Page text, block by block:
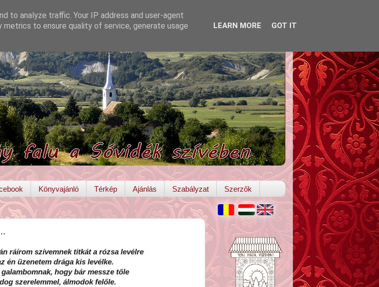
Könyvajánló Térkép Ajánlás Szabályzat Szerzők
ráírom szívemnek titkát a rózsa levélre
én üzenetem drága kis levélke.
hogy bár messze tőle
szerelemmel, álmodok felőle.
to analyze traffic. Your IP address and user-agent
to ensure quality of service, generate usage
LEARN MORE GOT IT